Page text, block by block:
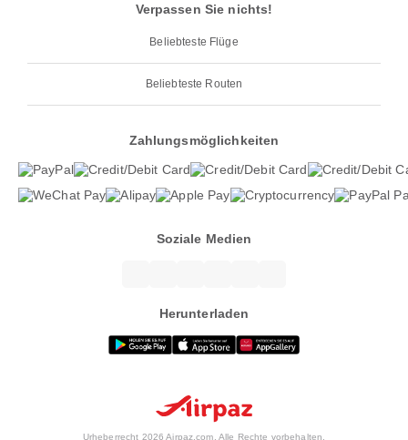
Verpassen Sie nichts!
Beliebteste Flüge
Beliebteste Routen
Zahlungsmöglichkeiten
Soziale Medien
Herunterladen
Urheberrecht 2026 Airpaz.com. Alle Rechte vorbehalten.